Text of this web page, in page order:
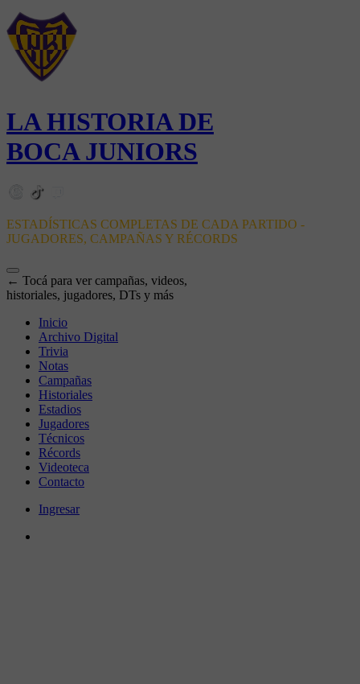
LA HISTORIA DE
BOCA JUNIORS
ESTADÍSTICAS COMPLETAS DE CADA PARTIDO -
JUGADORES, CAMPAÑAS Y RÉCORDS
← Tocá para ver campañas, videos,
historiales, jugadores, DTs y más
Inicio
Archivo Digital
Trivia
Notas
Campañas
Historiales
Estadios
Jugadores
Técnicos
Récords
Videoteca
Contacto
Ingresar